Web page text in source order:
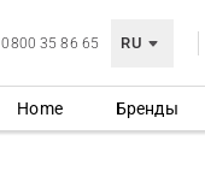
0800 35 86 65 RU
Home Бренды